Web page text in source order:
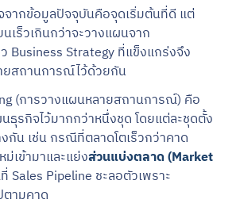
จากข้อมูลปัจจุบันคือจุดเริ่มต้นที่ดี แต่
เร็วเกินกว่าจะวางแผนจาก
Business Strategy ที่แข็งแกร่งจึง
ยสถานการณ์ไว้ด้วยกัน
(การวางแผนหลายสถานการณ์) คือ
ธุรกิจไว้มากกว่าหนึ่งชุด โดยแต่ละชุดตั้ง
กัน เช่น กรณีที่ตลาดโตเร็วกว่าคาด
เข้ามาและแย่งส่วนแบ่งตลาด (Market
Sales Pipeline ชะลอตัวเพราะ
ตามคาด